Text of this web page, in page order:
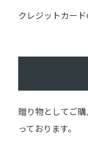
クレジットカード
贈り物としてご
っております。